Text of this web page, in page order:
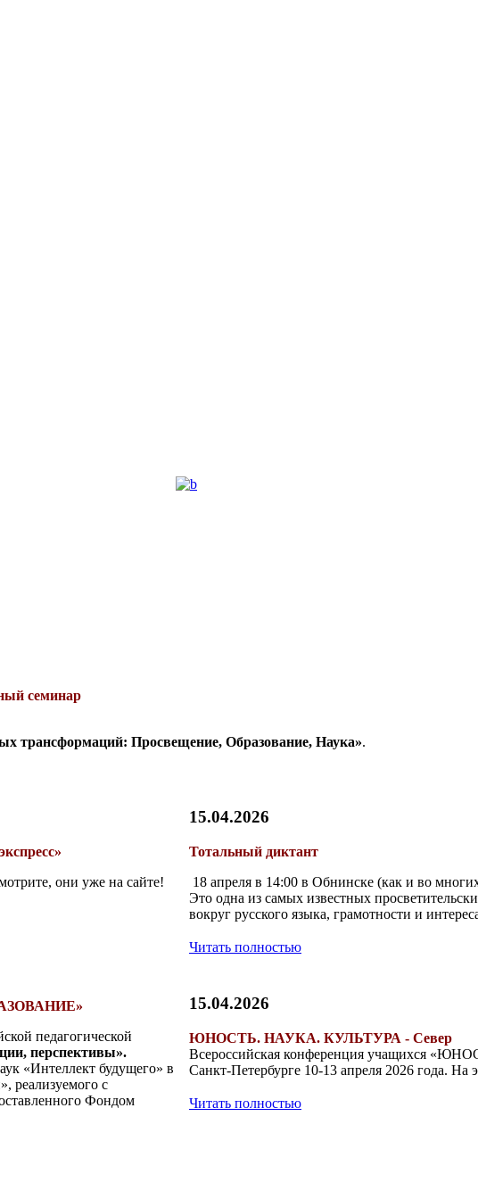
семинар
трансформаций: Просвещение, Образование, Наука».
они уже на сайте!
педагогической
перспективы».
«Интеллект будущего» в
реализуемого с
Фондом
15.04.2026
Тотальный диктант
18 апреля в 14:00 в Обнинске (как и во
Это одна из самых известных
вокруг русского языка, грамотности и
Читать полностью
15.04.2026
ЮНОСТЬ. НАУКА. КУЛЬТУРА - Север
Всероссийская конференция учащихся
Санкт-Петербурге 10-13 апреля 2026 года.
Читать полностью